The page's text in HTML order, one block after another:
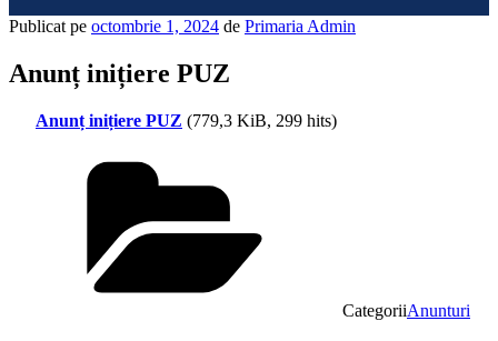
Publicat pe octombrie 1, 2024 de Primaria Admin
Anunț inițiere PUZ
Anunț inițiere PUZ (779,3 KiB, 299 hits)
CategoriiAnunturi